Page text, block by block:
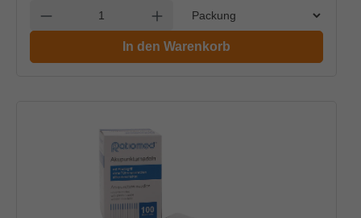
Anzahl verringern Anzahl erhöhen
In den Warenkorb